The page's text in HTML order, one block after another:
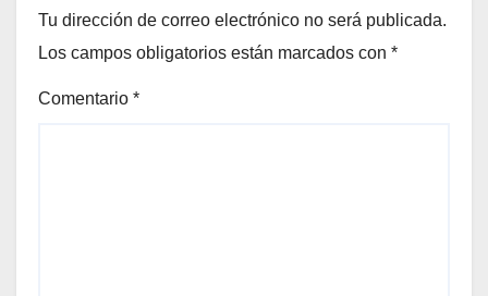
Tu dirección de correo electrónico no será publicada.
Los campos obligatorios están marcados con *
Comentario *